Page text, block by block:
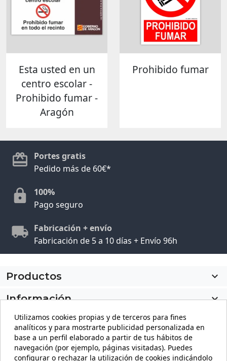
Esta usted en un
centro escolar -
Prohibido fumar -
Aragón
Prohibido fumar
Portes gratis
Pedido más de 60€*
100%
Pago seguro
Fabricación + envío
Fabricación de 5 a 10 días + Envío 96h
Productos

Información

Mi cuenta
Información de la tienda
Utilizamos cookies propias y de terceros para fines
analíticos y para mostrarte publicidad personalizada en
base a un perfil elaborado a partir de tus hábitos de
navegación (por ejemplo, páginas visitadas). Puedes
configurar o rechazar la utilización de cookies indicándolo